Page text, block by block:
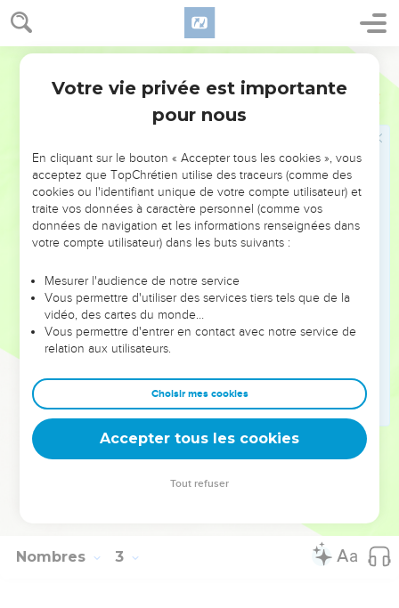
Nombres 2
27 Et la tribu d'Asser campera auprès de lui, et le chef des
enfants d'Asser, Paguiel, fils d'Ocran,
Et son armée, ses dénombrés : quarante et un mille cinq
Puis la tribu de Nephthali, et le chef des enfants de
Nephthali, Ahira, fils d'Enan,
Et son armée, ses dénombrés : cinquante-trois mille quatre
cents.
Tous les hommes dénombrés pour le camp de Dan sont
cent cinquante-sept mille six cents. Ils partiront les derniers,
Ce sont là ceux des enfants d'Israël, dont on fit le
dénombrement, selon les maisons de leurs pères. Tous les
hommes dénombrés, formant les camps, selon leurs armées,
furent six cent trois mille cinq cent cinquante.
Mais les Lévites ne furent point dénombrés au milieu des
enfants d'Israël, d'après l'ordre que l'Éternel avait donné à
Moïse.
Et les enfants d'Israël firent selon tout ce que l'Éternel
avait commandé à Moïse ; ils campèrent ainsi, selon leurs
Nombres 3
Votre vie privée est importante
pour nous
En cliquant sur le bouton « Accepter tous les cookies », vous
acceptez que TopChrétien utilise des traceurs (comme des
cookies ou l'identifiant unique de votre compte utilisateur) et
traite vos données à caractère personnel (comme vos
données de navigation et les informations renseignées dans
votre compte utilisateur) dans les buts suivants :
Mesurer l'audience de notre service
Vous permettre d'utiliser des services tiers tels que de la
vidéo, des cartes du monde…
Vous permettre d'entrer en contact avec notre service de
relation aux utilisateurs.
Choisir mes cookies
Accepter tous les cookies
Tout refuser